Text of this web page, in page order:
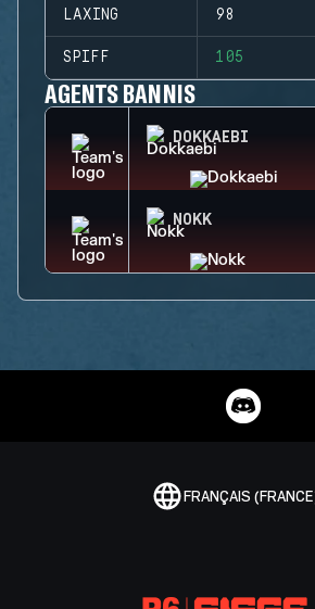
LAXING 98
SPIFF 105
AGENTS BANNIS
DOKKAEBI
NOKK
FRANÇAIS